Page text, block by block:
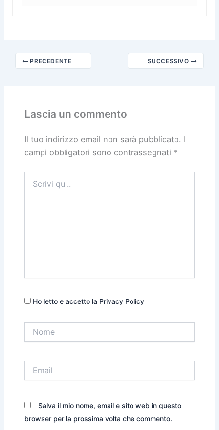
PRECEDENTE SUCCESSIVO
Lascia un commento
Il tuo indirizzo email non sarà pubblicato. I
campi obbligatori sono contrassegnati *
qui..
Ho letto e accetto la Privacy Policy
Salva il mio nome, email e sito web in questo
browser per la prossima volta che commento.